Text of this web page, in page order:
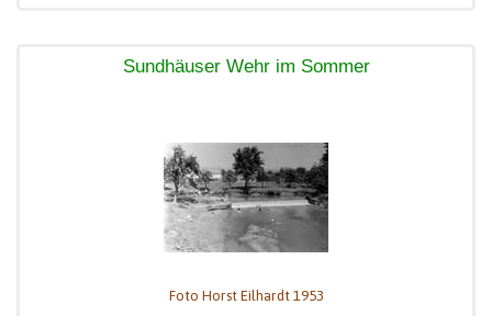
Sundhäuser Wehr im Sommer
Foto Horst Eilhardt 1953